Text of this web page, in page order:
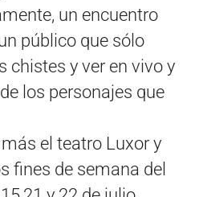
un encuentro
público que sólo
chistes y ver en vivo y
los personajes que
el teatro Luxor y
fines de semana del